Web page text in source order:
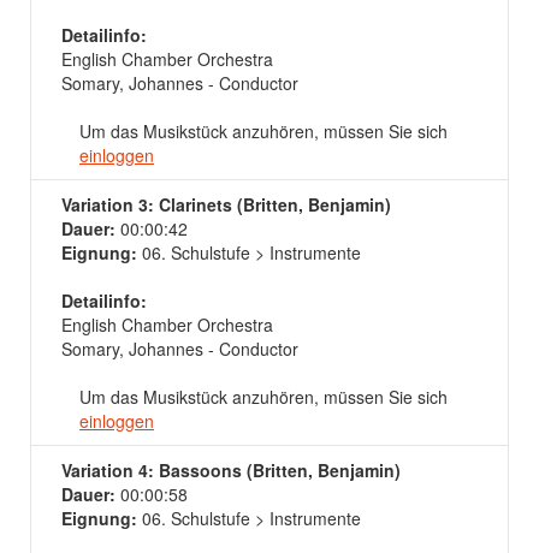
Detailinfo:
English Chamber Orchestra
Somary, Johannes - Conductor
Um das Musikstück anzuhören, müssen Sie sich
einloggen
Variation 3: Clarinets (Britten, Benjamin)
Dauer: 00:00:42
Eignung: 06. Schulstufe > Instrumente
Detailinfo:
English Chamber Orchestra
Somary, Johannes - Conductor
Um das Musikstück anzuhören, müssen Sie sich
einloggen
Variation 4: Bassoons (Britten, Benjamin)
Dauer: 00:00:58
Eignung: 06. Schulstufe > Instrumente